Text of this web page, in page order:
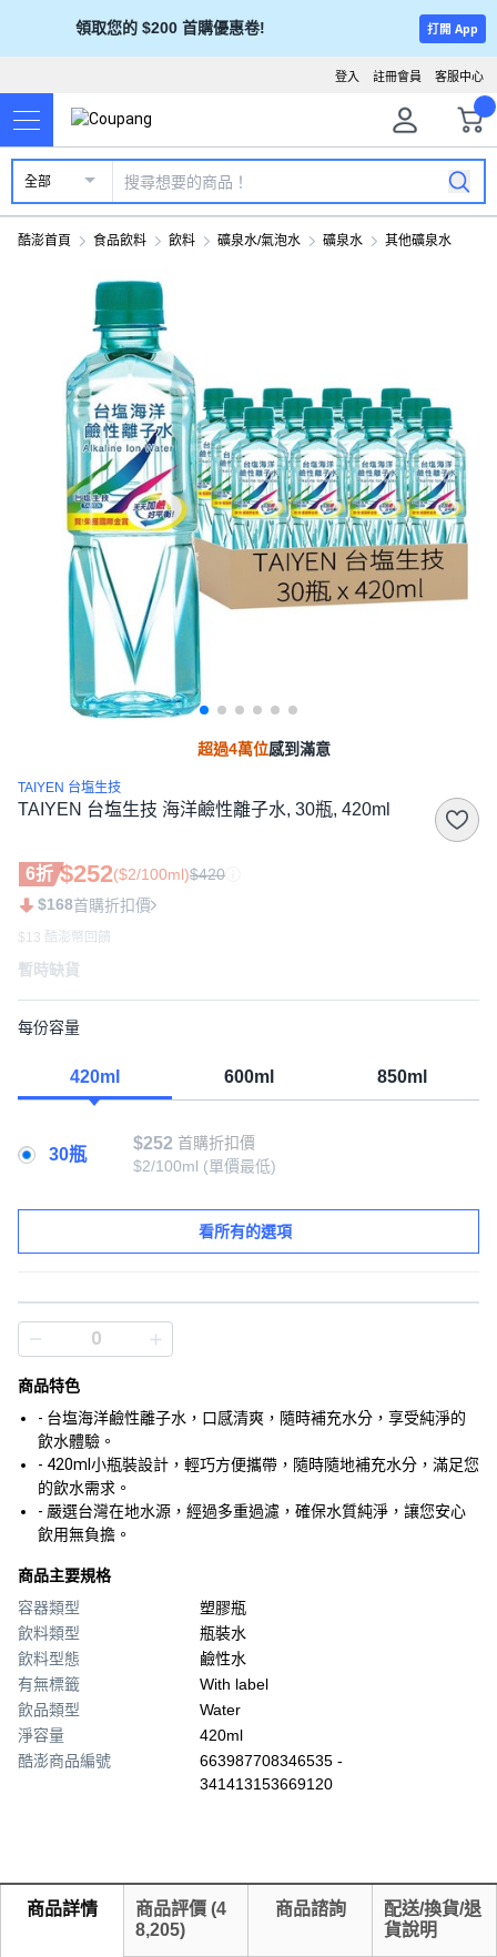
領取您的 $200 首購優惠卷! 打開 App
客服中心
註冊會員
登入
全部
酷澎首頁 食品飲料 飲料 礦泉水/氣泡水 礦泉水 其他礦泉水
超過4萬位感到滿意
TAIYEN 台塩生技
TAIYEN 台塩生技 海洋鹼性離子水, 30瓶, 420ml
6折 $252($2/100ml)$420
$168首購折扣價
$13 酷澎幣回饋
暫時缺貨
每份容量
420ml 600ml 850ml
30瓶
$252 首購折扣價
$2/100ml (單價最低)
看所有的選項
商品特色
- 台塩海洋鹼性離子水，口感清爽，隨時補充水分，享受純淨的
飲水體驗。
- 420ml小瓶裝設計，輕巧方便攜帶，隨時隨地補充水分，滿足您
的飲水需求。
- 嚴選台灣在地水源，經過多重過濾，確保水質純淨，讓您安心
飲用無負擔。
商品主要規格
容器類型
塑膠瓶
飲料類型
瓶裝水
飲料型態
鹼性水
有無標籤
With label
飲品類型
Water
淨容量
420ml
酷澎商品編號
663987708346535 -
341413153669120
商品詳情 商品評價 (4
8,205)
商品諮詢
配送/換貨/退
貨說明